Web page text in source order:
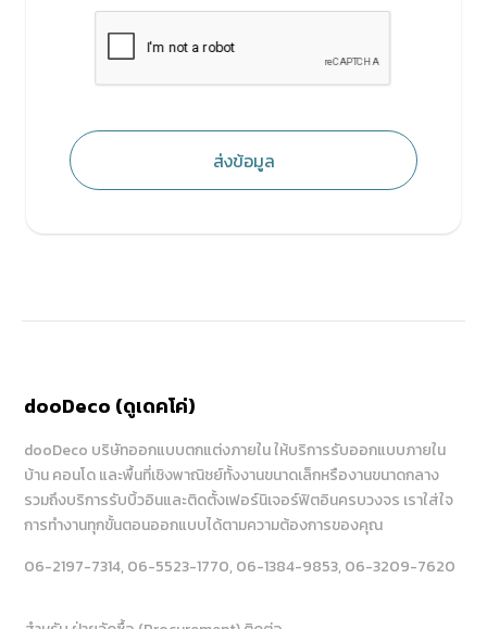
ส่งข้อมูล
dooDeco (ดูเดคโค่)
dooDeco บริษัทออกแบบตกแต่งภายใน ให้บริการรับออกแบบภายใน
บ้าน คอนโด และพื้นที่เชิงพาณิชย์ทั้งงานขนาดเล็กหรืองานขนาดกลาง
รวมถึงบริการรับบิ้วอินและติดตั้งเฟอร์นิเจอร์ฟิตอินครบวงจร เราใส่ใจ
การทำงานทุกขั้นตอนออกแบบได้ตามความต้องการของคุณ
06-2197-7314, 06-5523-1770, 06-1384-9853, 06-3209-7620